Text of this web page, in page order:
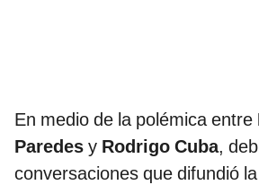
En medio de la polémica entre
Paredes y Rodrigo Cuba,
conversaciones que difundió